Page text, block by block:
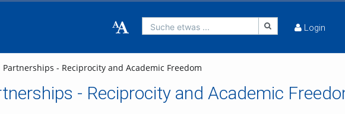
Suche etwas ... Login
- Reciprocity and Academic Freedom
- Reciprocity and Academic